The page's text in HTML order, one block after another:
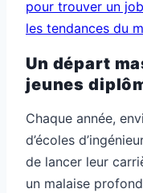
pour trouver un job
les tendances du
Un départ
jeunes
Chaque année,
d’écoles
de lancer leur
un malaise